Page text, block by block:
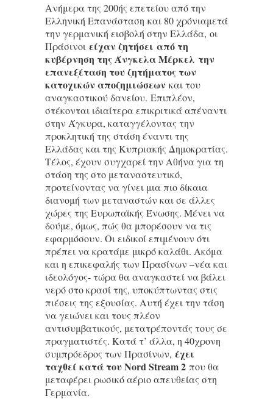
Ανήμερα της 200ής επετείου από την
Ελληνική Επανάσταση και 80 χρόνιαμετά
την γερμανική εισβολή στην Ελλάδα, οι
Πράσινοι είχαν ζητήσει από τη
κυβέρνηση της Άνγκελα Μέρκελ την
επανεξέταση του ζητήματος των
κατοχικών αποζημιώσεων και του
αναγκαστικού δανείου. Επιπλέον,
στέκονται ιδιαίτερα επικριτικά απέναντι
στην Άγκυρα, καταγγέλοντας την
προκλητική της στάση έναντι της
Ελλάδας και της Κυπριακής Δημοκρατίας.
Τέλος, έχουν συγχαρεί την Αθήνα για τη
στάση της στο μεταναστευτικό,
προτείνοντας να γίνει μια πιο δίκαια
διανομή των μεταναστών και σε άλλες
χώρες της Ευρωπαϊκής Ένωσης. Μένει να
δούμε, όμως, πώς θα μπορέσουν να τις
εφαρμόσουν. Οι ειδικοί επιμένουν ότι
πρέπει να κρατάμε μικρό καλάθι. Ακόμα
και η επικεφαλής των Πρασίνων –νέα και
ιδεολόγος- τώρα θα αναγκαστεί να βάλει
νερό στο κρασί της, υποκύπτωντας στις
πιέσεις της εξουσίας. Αυτή έχει την τάση
να γειώνει και τους πλέον
αντισυμβατικούς, μετατρέποντάς τους σε
πραγματιστές. Κατά τ’ άλλα, η 40χρονη
συμπρόεδρος των Πρασίνων, έχει
ταχθεί κατά του Nord Stream 2 που θα
μεταφέρει ρωσικό αέριο απευθείας στη
Γερμανία.